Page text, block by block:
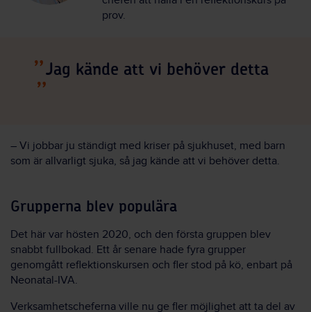
prov.
Jag kände att vi behöver detta
– Vi jobbar ju ständigt med kriser på sjukhuset, med barn
som är allvarligt sjuka, så jag kände att vi behöver detta.
Grupperna blev populära
Det här var hösten 2020, och den första gruppen blev
snabbt fullbokad. Ett år senare hade fyra grupper
genomgått reflektionskursen och fler stod på kö, enbart på
Neonatal-IVA.
Verksamhetscheferna ville nu ge fler möjlighet att ta del av